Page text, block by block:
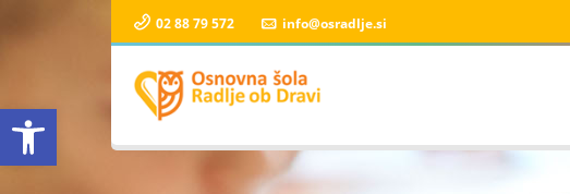
Open toolbar
02 88 79 572 info@osradlje.si